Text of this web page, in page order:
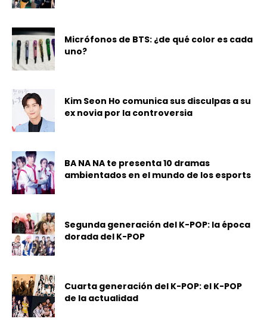
Micrófonos de BTS: ¿de qué color es cada
uno?
Kim Seon Ho comunica sus disculpas a su
ex novia por la controversia
BA NA NA te presenta 10 dramas
ambientados en el mundo de los esports
Segunda generación del K-POP: la época
dorada del K-POP
Cuarta generación del K-POP: el K-POP
de la actualidad